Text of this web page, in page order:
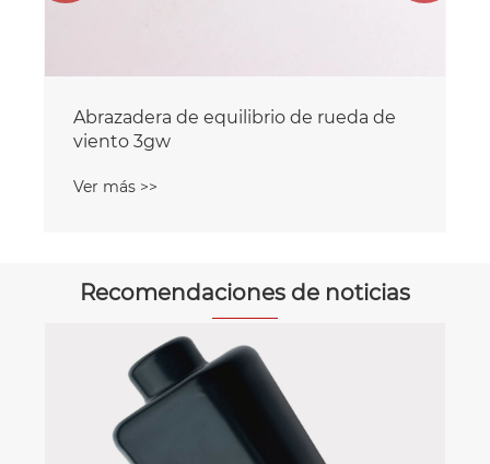
Abrazadera de equilibrio de rueda de
viento 3gw
Ver más >>
Recomendaciones de noticias
¿Cuál es la diferencia
aplicación de las
equilibrio en diferentes
Ver más >>